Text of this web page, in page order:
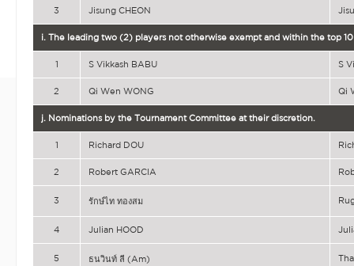
3 Jisung CHEON
i. The leading two (2) players not otherwise exempt and within the top
1 S Vikkash BABU S
2 Qi Wen WONG Qi
j. Nominations by the Tournament Committee at their discretion.
1 Richard DOU
2 Robert GARCIA
3 รักษ์ไท ทองสม
4 Julian HOOD
5 ธนวินท์ ลี (Am)